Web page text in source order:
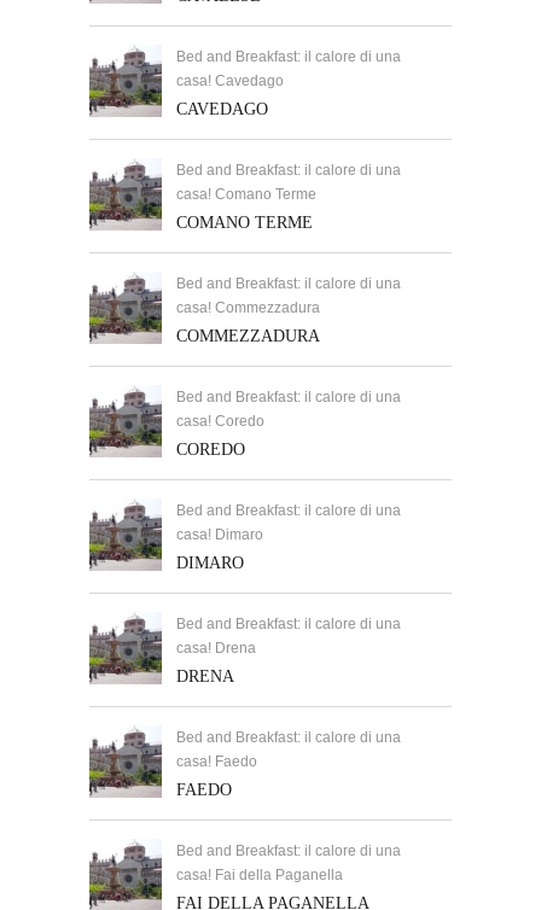
Bed and Breakfast: il calore di una
casa! Cavedago
CAVEDAGO
Bed and Breakfast: il calore di una
casa! Comano Terme
COMANO TERME
Bed and Breakfast: il calore di una
casa! Commezzadura
COMMEZZADURA
Bed and Breakfast: il calore di una
casa! Coredo
COREDO
Bed and Breakfast: il calore di una
casa! Dimaro
DIMARO
Bed and Breakfast: il calore di una
casa! Drena
DRENA
Bed and Breakfast: il calore di una
casa! Faedo
FAEDO
Bed and Breakfast: il calore di una
casa! Fai della Paganella
FAI DELLA PAGANELLA